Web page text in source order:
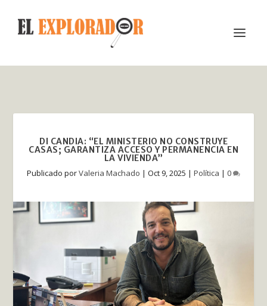
DI CANDIA: “EL MINISTERIO NO CONSTRUYE
CASAS; GARANTIZA ACCESO Y PERMANENCIA EN
LA VIVIENDA”
Publicado porValeria Machado | Oct 9, 2025 | Política | 0